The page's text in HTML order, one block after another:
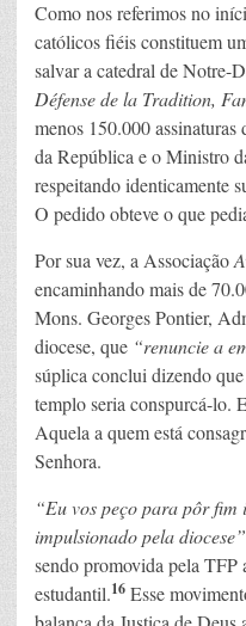
Como nos referimos no
católicos fiéis constituem
salvar a catedral de Notre-
Défense de la Tradition,
menos 150.000 assinaturas
da República e o Ministro
respeitando identicamente
O pedido obteve o que
Por sua vez, a Associação
encaminhando mais de
Mons. Georges Pontier,
diocese, que “renuncie a
súplica conclui dizendo
templo seria conspurcá-lo.
Aquela a quem está
Senhora.
“Eu vos peço para pôr fim
impulsionado pela diocese”
sendo promovida pela TFP
estudantil.16 Esse